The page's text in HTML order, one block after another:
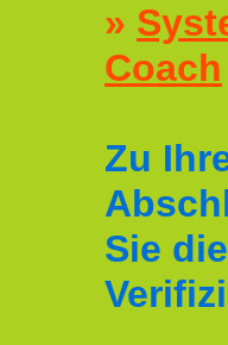
»
Coach
Zu
Sie